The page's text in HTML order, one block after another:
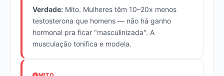
Verdade: Mito. Mulheres têm 10–20x menos
testosterona que homens — não há ganho
hormonal pra ficar "masculinizada". A
musculação tonifica e modela.